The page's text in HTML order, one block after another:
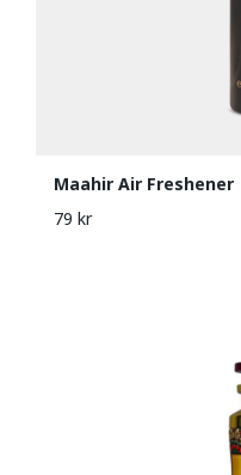
Maahir Air Freshener
79 kr